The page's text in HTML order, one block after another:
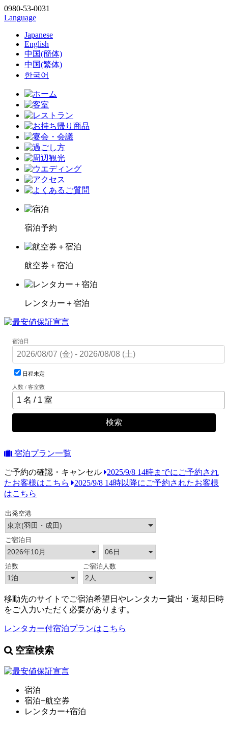
0980-53-0031
Language
Japanese
English
中国(簡体)
中国(繁体)
한국어
宿泊予約
航空券＋宿泊
レンタカー＋宿泊
宿泊日
日程未定
人数 / 客室数
検索
宿泊プラン一覧
ご予約の確認・キャンセル
2025/9/8 14時までにご予約され
たお客様はこちら
2025/9/8 14時以降にご予約されたお客様
はこちら
移動先のサイトでご宿泊希望日やレンタカー貸出・返却日時
をご入力いただく必要があります。
レンタカー付宿泊プランはこちら
空室検索
宿泊
宿泊+航空券
レンタカー+宿泊